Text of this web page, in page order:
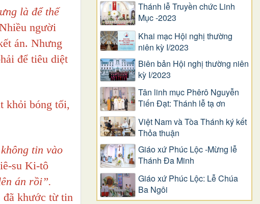
là để thế
người
án. Nhưng
để tiêu diệt
khỏi bóng tối,
tin vào
su Ki-tô
án rồi”.
đã khước từ tin
Thánh lễ Truyền chức Linh
Mục -2023
Khai mạc Hội nghị thường
niên kỳ I/2023
Biên bản Hội nghị thường niên
kỳ I/2023
Tân linh mục Phêrô Nguyễn
Tiến Đạt: Thánh lễ tạ ơn
Việt Nam và Tòa Thánh ký kết
Thỏa thuận
Giáo xứ Phúc Lộc -Mừng lễ
Thánh Đa Minh
Giáo xứ Phúc Lộc: Lễ Chúa
Ba Ngôi